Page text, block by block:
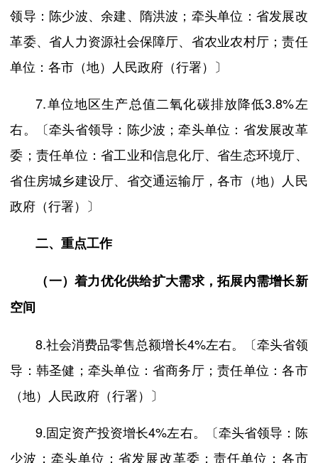
领导：陈少波、余建、隋洪波；牵头单位：省发展改
革委、省人力资源社会保障厅、省农业农村厅；责任
单位：各市（地）人民政府（行署）〕
7.单位地区生产总值二氧化碳排放降低3.8%左
右。〔牵头省领导：陈少波；牵头单位：省发展改革
委；责任单位：省工业和信息化厅、省生态环境厅、
省住房城乡建设厅、省交通运输厅，各市（地）人民
政府（行署）〕
二、重点工作
（一）着力优化供给扩大需求，拓展内需增长新
空间
8.社会消费品零售总额增长4%左右。〔牵头省领
导：韩圣健；牵头单位：省商务厅；责任单位：各市
（地）人民政府（行署）〕
9.固定资产投资增长4%左右。〔牵头省领导：陈
少波；牵头单位：省发展改革委；责任单位：各市